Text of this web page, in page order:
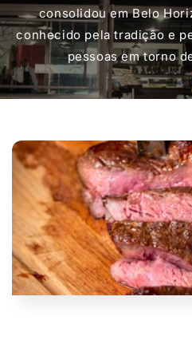
consolidou em Belo
conhecido pela tradição e
pessoas em torno